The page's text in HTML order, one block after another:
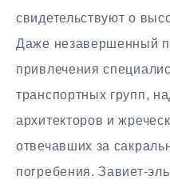
свидетельствуют о
Даже незавершенный
привлечения
транспортных групп,
архитекторов и
отвечавших за
погребения. Завиет-